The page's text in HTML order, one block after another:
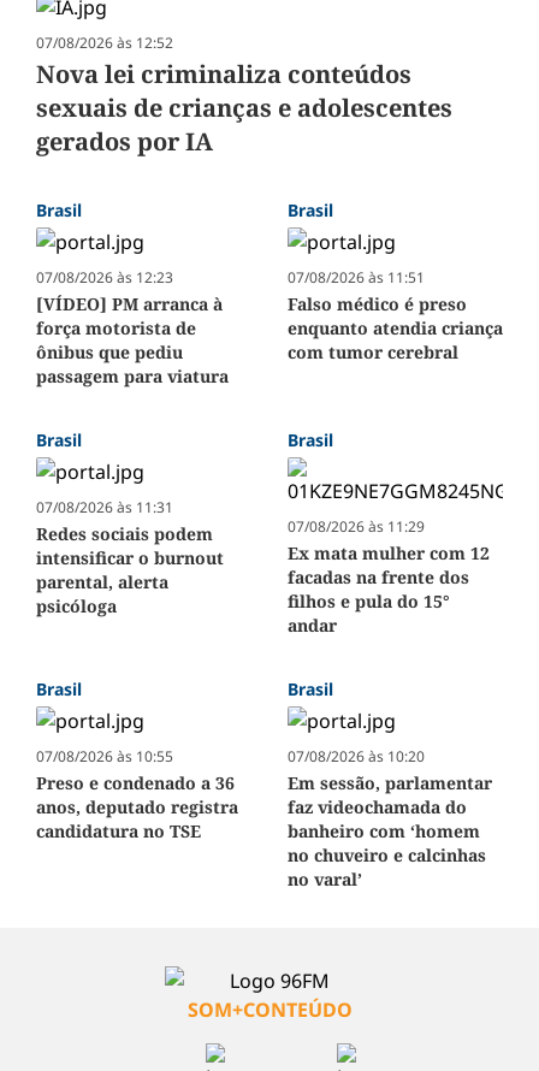
07/08/2026 às 12:52
Nova lei criminaliza conteúdos
sexuais de crianças e adolescentes
gerados por IA
Brasil
07/08/2026 às 12:23
[VÍDEO] PM arranca à
força motorista de
ônibus que pediu
passagem para viatura
Brasil
07/08/2026 às 11:51
Falso médico é preso
enquanto atendia criança
com tumor cerebral
Brasil
07/08/2026 às 11:31
Redes sociais podem
intensificar o burnout
parental, alerta
psicóloga
Brasil
07/08/2026 às 11:29
Ex mata mulher com 12
facadas na frente dos
filhos e pula do 15°
andar
Brasil
07/08/2026 às 10:55
Preso e condenado a 36
anos, deputado registra
candidatura no TSE
Brasil
07/08/2026 às 10:20
Em sessão, parlamentar
faz videochamada do
banheiro com ‘homem
no chuveiro e calcinhas
no varal’
SOM+CONTEÚDO